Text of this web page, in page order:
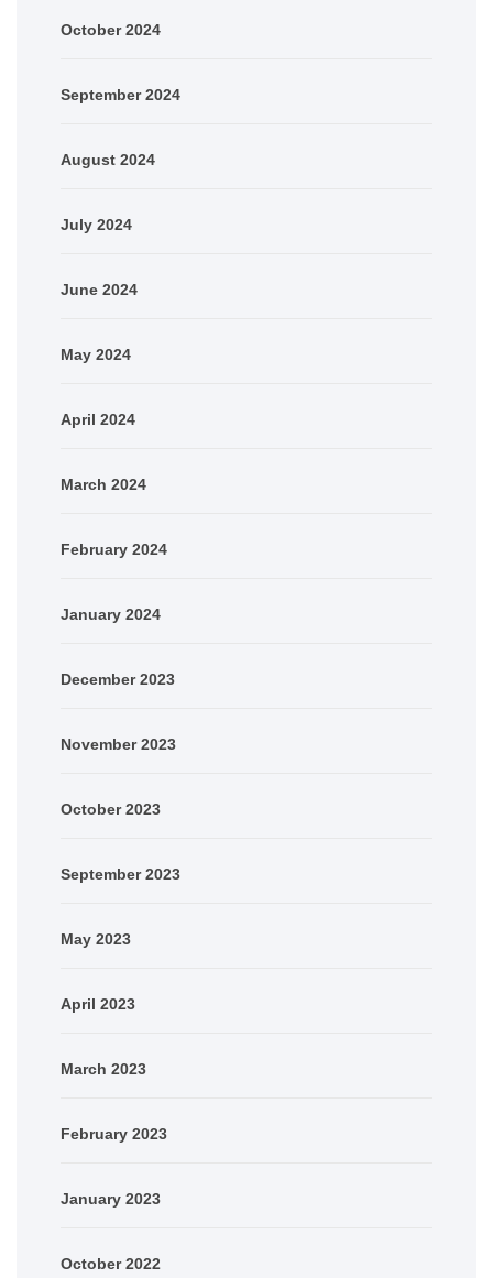
October 2024
September 2024
August 2024
July 2024
June 2024
May 2024
April 2024
March 2024
February 2024
January 2024
December 2023
November 2023
October 2023
September 2023
May 2023
April 2023
March 2023
February 2023
January 2023
October 2022